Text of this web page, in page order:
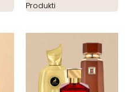
Produkti